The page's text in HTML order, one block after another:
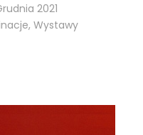
2021
, Wystawy